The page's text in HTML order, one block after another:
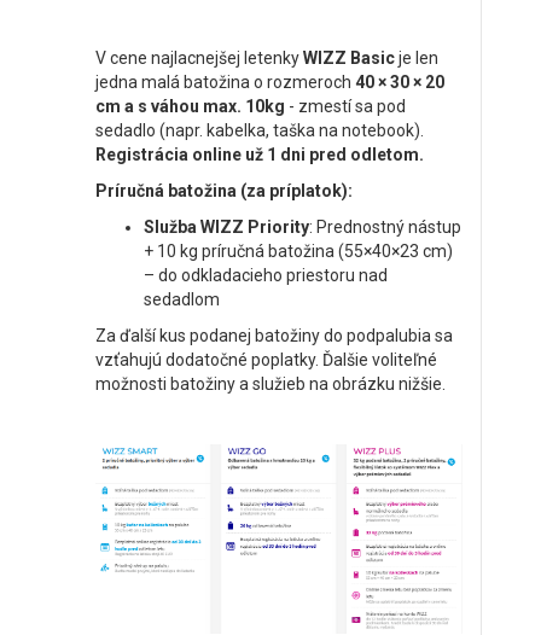
V cene najlacnejšej letenkyWIZZ Basicje len
jedna malá batožina o rozmeroch 40 × 30 × 20
cm a s váhou max. 10kg - zmestí sa pod
sedadlo (napr. kabelka, taška na notebook).
Registrácia online už 1 dni pred odletom.
Príručná batožina (za príplatok):
Služba WIZZ Priority: Prednostný nástup
+ 10 kg príručná batožina (55×40×23 cm)
– do odkladacieho priestoru nad
sedadlom
Za ďalší kus podanej batožiny do podpalubia sa
vzťahujú dodatočné poplatky. Ďalšie voliteľné
možnosti batožiny a služieb na obrázku nižšie.